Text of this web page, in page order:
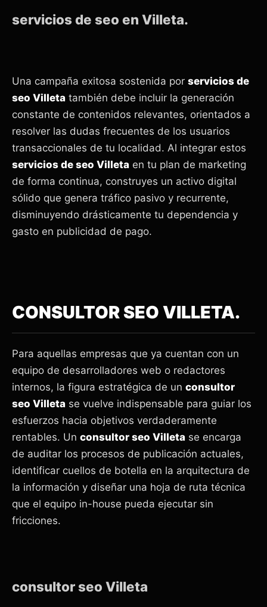
servicios de seo en Villeta.
Una campaña exitosa sostenida por servicios de
seo Villeta también debe incluir la generación
constante de contenidos relevantes, orientados a
resolver las dudas frecuentes de los usuarios
transaccionales de tu localidad. Al integrar estos
servicios de seo Villeta en tu plan de marketing
de forma continua, construyes un activo digital
sólido que genera tráfico pasivo y recurrente,
disminuyendo drásticamente tu dependencia y
gasto en publicidad de pago.
CONSULTOR SEO VILLETA.
Para aquellas empresas que ya cuentan con un
equipo de desarrolladores web o redactores
internos, la figura estratégica de un consultor
seo Villeta se vuelve indispensable para guiar los
esfuerzos hacia objetivos verdaderamente
rentables. Un consultor seo Villeta se encarga
de auditar los procesos de publicación actuales,
identificar cuellos de botella en la arquitectura de
la información y diseñar una hoja de ruta técnica
que el equipo in-house pueda ejecutar sin
fricciones.
consultor seo Villeta